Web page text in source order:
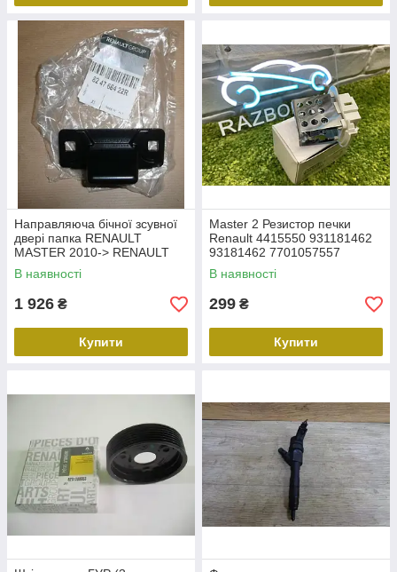
Направляюча бічної зсувної
двері папка RENAULT
MASTER 2010-> RENAULT
(Оригінал) 824766422R
В наявності
1 926 ₴
Купити
Master 2 Резистор печки
Renault 4415550 931181462
93181462 7701057557
Movano Opel Interstar Nissan
Майстер Рено
В наявності
299 ₴
Купити